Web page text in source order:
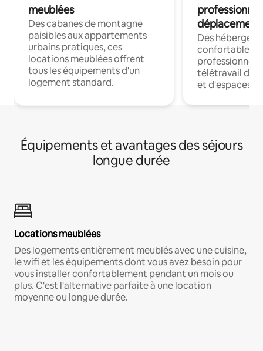
meublées
Des cabanes de montagne
paisibles aux appartements
urbains pratiques, ces
locations meublées offrent
tous les équipements d'un
logement standard.
déplacement
Des
confortables
professionnels
télétravail
et d'espaces
Équipements et avantages des séjours
longue durée
Locations meublées
Des logements entièrement meublés avec une cuisine,
le wifi et les équipements dont vous avez besoin pour
vous installer confortablement pendant un mois ou
plus. C'est l'alternative parfaite à une location
moyenne ou longue durée.